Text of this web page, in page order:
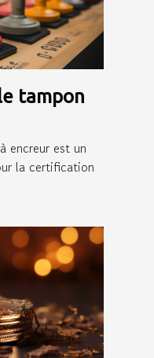
tampon
encreur est un
la certification